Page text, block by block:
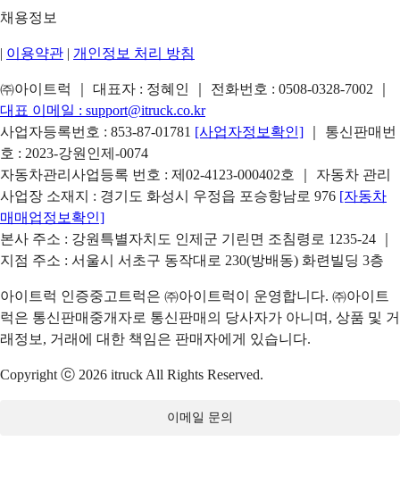
채용정보
| 이용약관 | 개인정보 처리 방침
㈜아이트럭 ｜ 대표자 : 정혜인 ｜ 전화번호 : 0508-0328-7002
대표 이메일 : support@itruck.co.kr
사업자등록번호 : 853-87-01781 [사업자정보확인]
｜ 통신판매번
호 : 2023-강원인제-0074
자동차관리사업등록 번호 : 제02-4123-000402호 ｜ 자동차 관리
사업장 소재지 : 경기도 화성시 우정읍 포승항남로 976 [자동차
매매업정보확인]
본사 주소 : 강원특별자치도 인제군 기린면 조침령로 1235-24 ｜
지점 주소 : 서울시 서초구 동작대로 230(방배동) 화련빌딩 3층
아이트럭 인증중고트럭은 ㈜아이트럭이 운영합니다. ㈜아이트
럭은 통신판매중개자로 통신판매의 당사자가 아니며, 상품 및 거
래정보, 거래에 대한 책임은 판매자에게 있습니다.
Copyright ⓒ 2026 itruck All Rights Reserved.
이메일 문의